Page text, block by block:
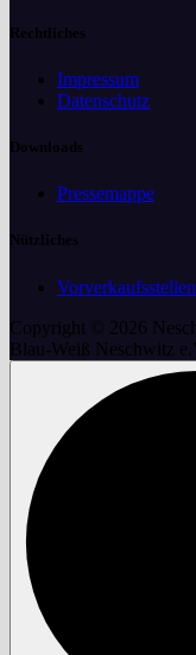
Rechtliches
Impressum
Datenschutz
Downloads
Pressemappe
Nützliches
Vorverkaufsstellen
Copyright © 2026
Blau-Weiß Neschwitz